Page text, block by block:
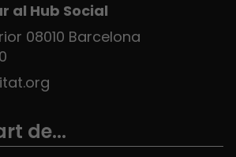
al Hub Social
08010 Barcelona
de...